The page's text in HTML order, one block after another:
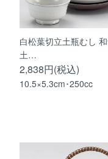
白松葉切立土瓶むし
土…
2,838円(税込)
10.5×5.3cm･250cc